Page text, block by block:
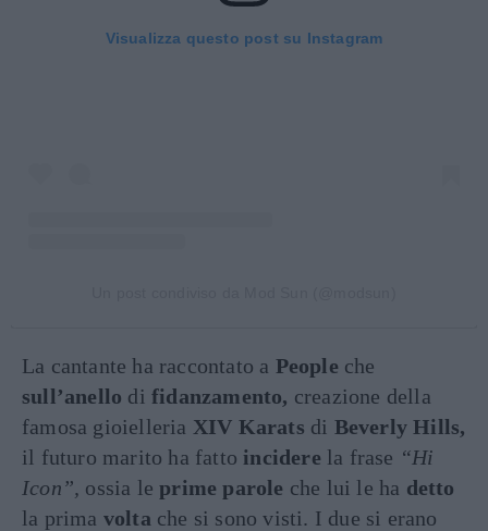
Visualizza questo post su Instagram
La cantante ha raccontato a People che
sull’anello difidanzamento, creazione della
famosa gioielleria XIV Karats di Beverly Hills,
il futuro marito ha fatto incidere la frase “Hi
Icon”, ossia leprime parole che lui le ha detto
la prima volta che si sono visti. I due si erano